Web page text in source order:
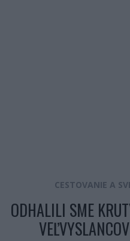
CESTOVANIE A
ODHALILI SME